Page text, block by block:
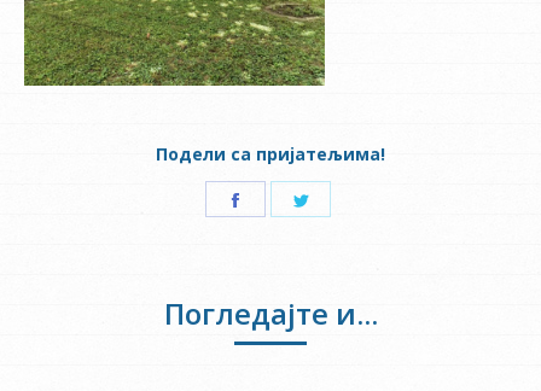
Подели са пријатељима!
Share
Погледајте и...